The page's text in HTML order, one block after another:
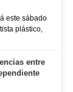
este sábado
plástico,
entre